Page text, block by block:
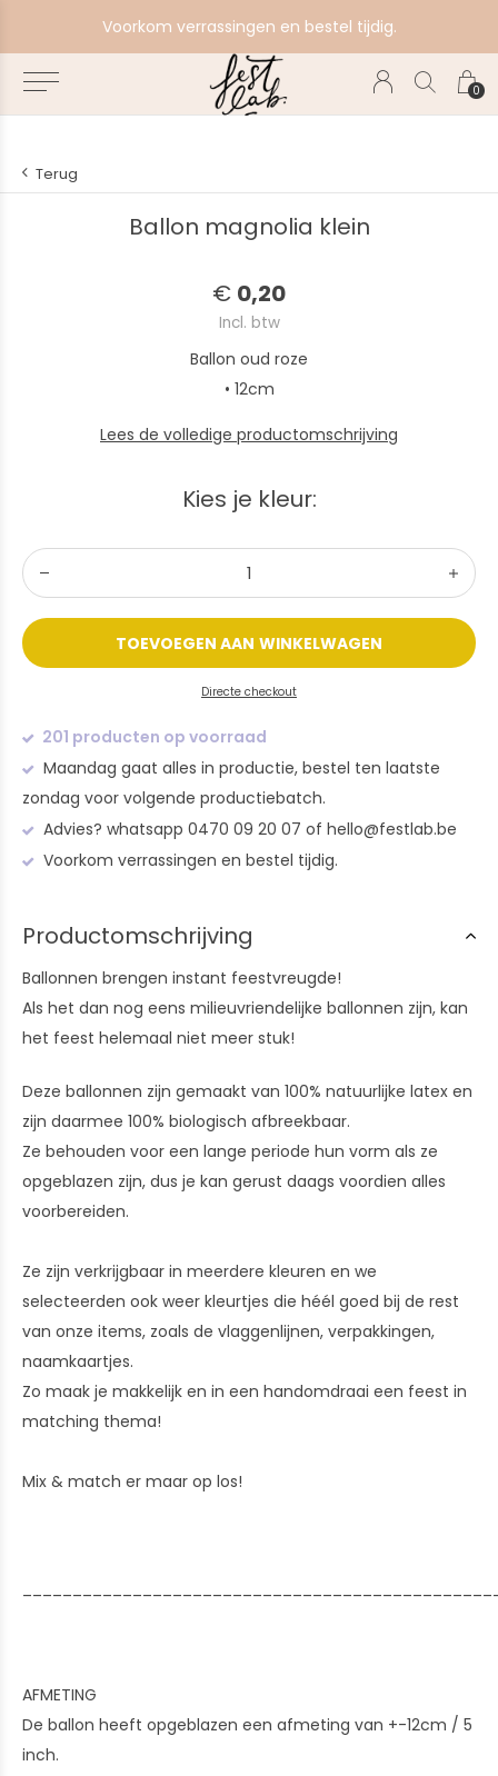
0
Voorkom verrassingen en bestel tijdig.
Terug
Ballon magnolia klein
€ 0,20
Incl. btw
Ballon oud roze
• 12cm
Lees de volledige productomschrijving
Kies je kleur:
TOEVOEGEN AAN WINKELWAGEN
Directe checkout
201 producten op voorraad
Maandag gaat alles in productie, bestel ten laatste
zondag voor volgende productiebatch.
Advies? whatsapp 0470 09 20 07 of hello@festlab.be
Voorkom verrassingen en bestel tijdig.
Productomschrijving
Ballonnen brengen instant feestvreugde!
Als het dan nog eens milieuvriendelijke ballonnen zijn, kan
het feest helemaal niet meer stuk!
Deze ballonnen zijn gemaakt van 100% natuurlijke latex en
zijn daarmee 100% biologisch afbreekbaar.
Ze behouden voor een lange periode hun vorm als ze
opgeblazen zijn, dus je kan gerust daags voordien alles
voorbereiden.
Ze zijn verkrijgbaar in meerdere kleuren en we
selecteerden ook weer kleurtjes die héél goed bij de rest
van onze items, zoals de vlaggenlijnen, verpakkingen,
naamkaartjes.
Zo maak je makkelijk en in een handomdraai een feest in
matching thema!
Mix & match er maar op los!
AFMETING
De ballon heeft opgeblazen een afmeting van +-12cm / 5
inch.